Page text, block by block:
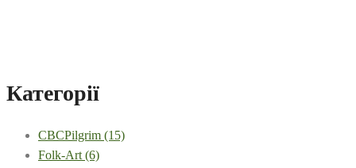
Категорії
CBCPilgrim (15)
Folk-Art (6)